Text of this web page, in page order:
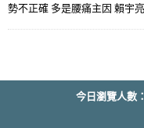
勢不正確 多是腰痛主因 賴宇
今日瀏覽人數：